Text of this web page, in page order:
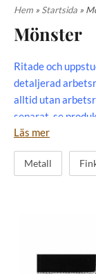
Hem » Startsida »
Mönster
Ritade och
detaljerad
alltid utan
separat, se
Läs mer
Metall